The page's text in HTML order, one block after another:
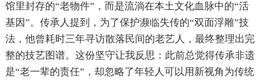
馆里封存的“老物件”，而是流淌在本土文化血脉中的“活
基因”。传承人提到，为了保护濒临失传的“双面浮雕”技
法，他曾耗时三年寻访散落民间的老艺人，最终整理出完
整的技艺图谱。这份坚守让我反思：此前总觉得传承非遗
是“老一辈的责任”，却忽略了年轻人可以用新视角为传统